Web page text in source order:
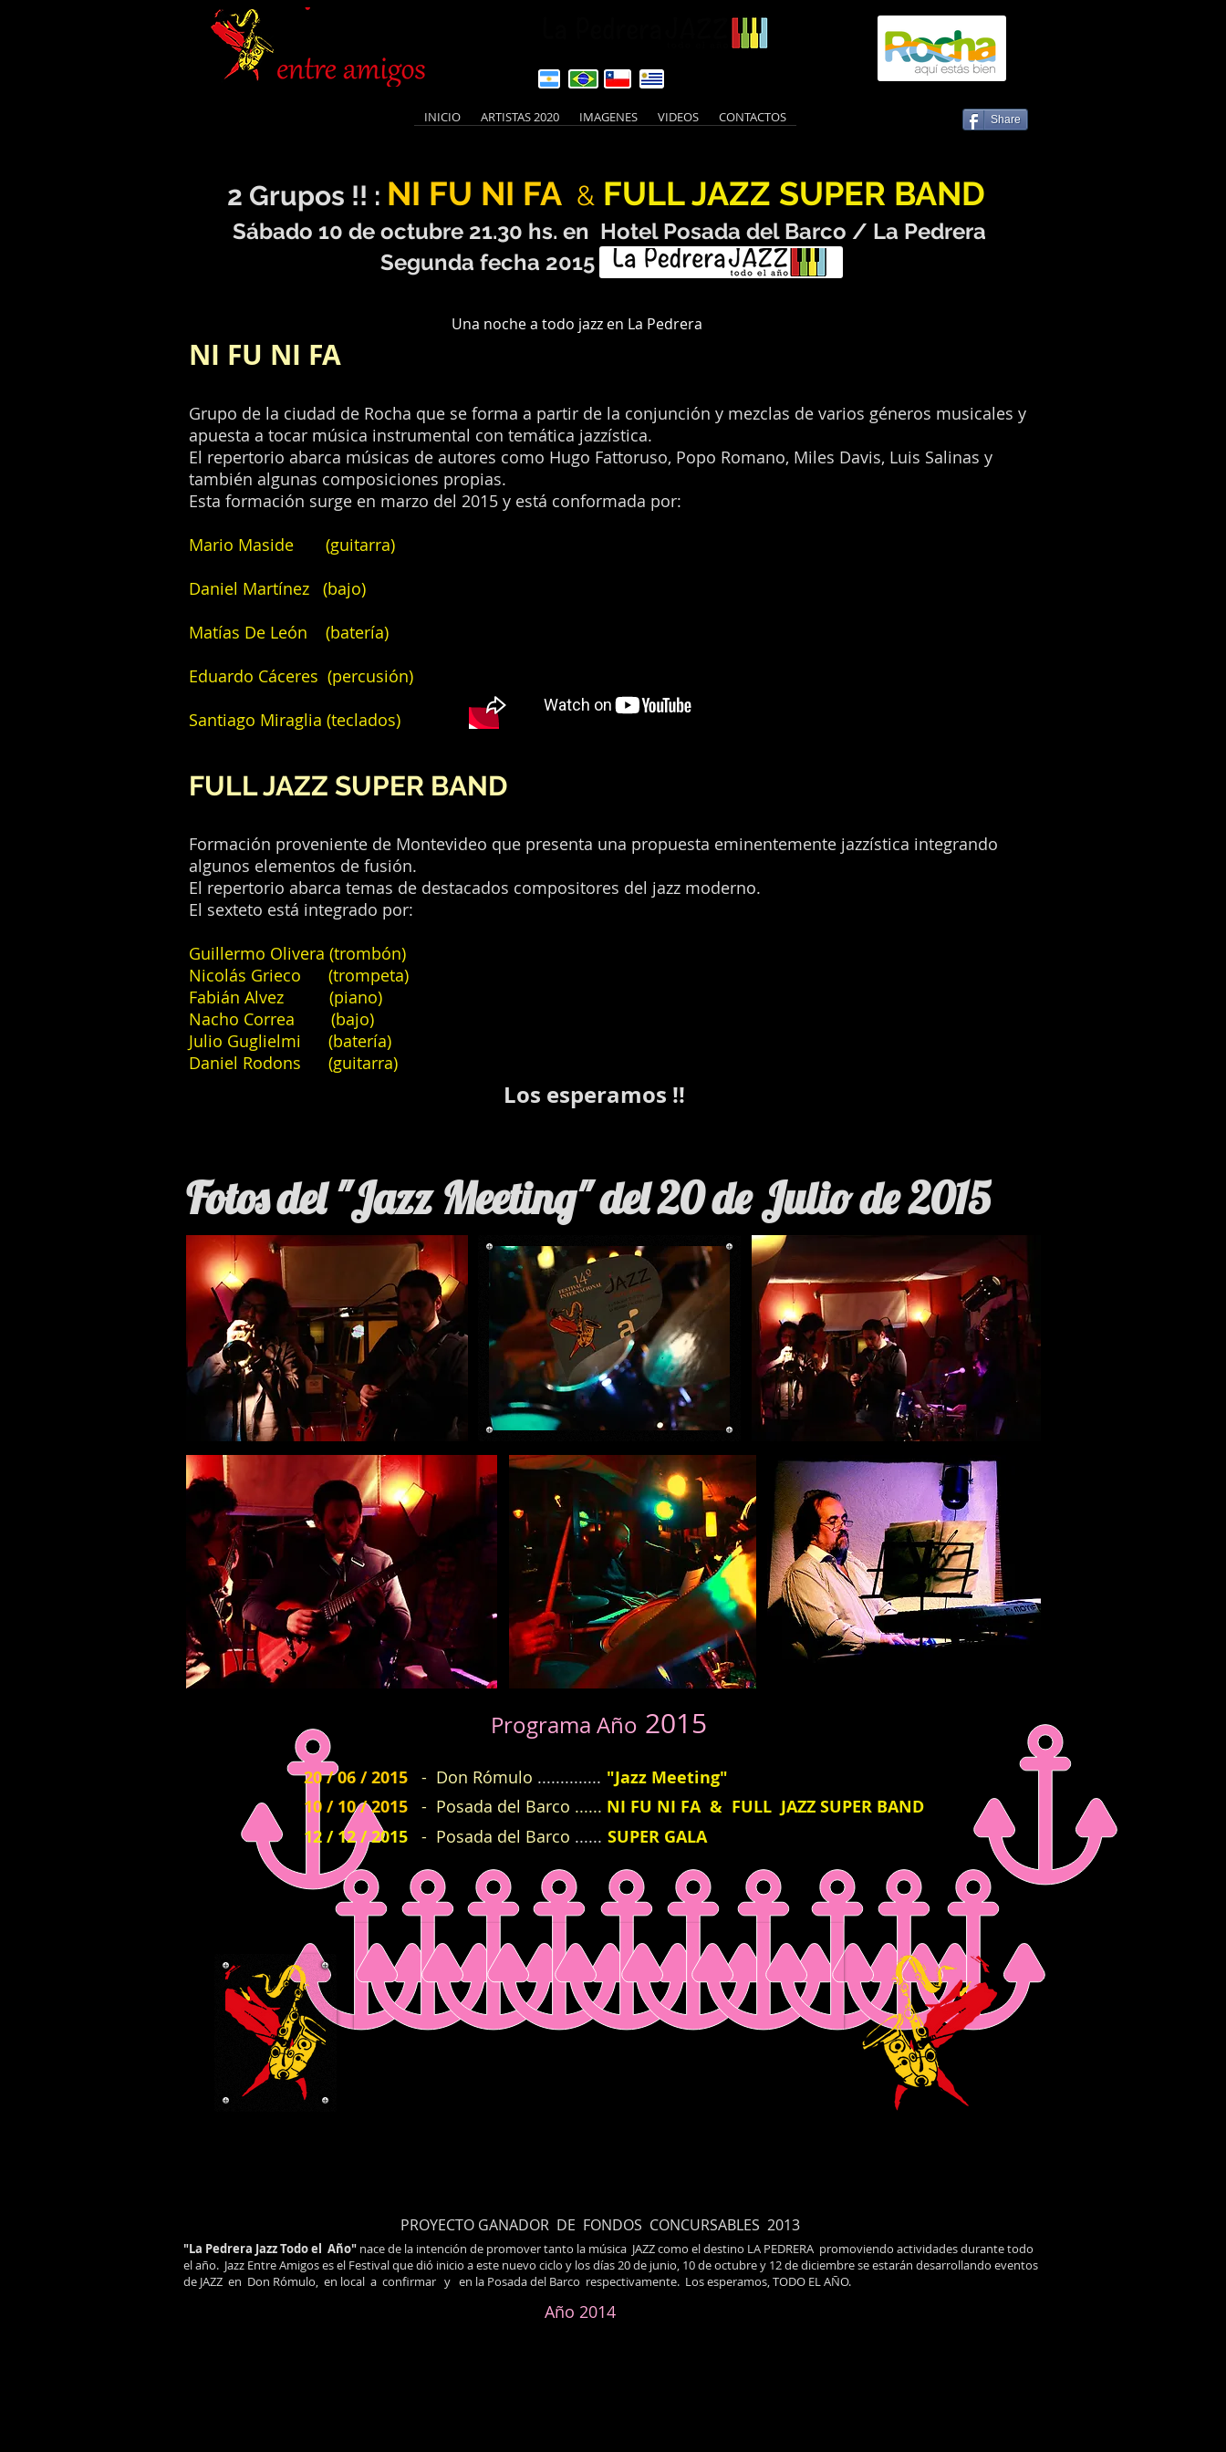
INICIO ARTISTAS 2020 IMAGENES VIDEOS CONTACTOS Share
2 Grupos !! : NI FU NI FA & FULL JAZZ SUPER BAND
Sábado 10 de octubre 21.30 hs. en Hotel Posada del Barco / La Pedrera
Segunda fecha 2015
Una noche a todo jazz en La Pedrera
NI FU NI FA
Grupo de la ciudad de Rocha que se forma a partir de la conjunción y mezclas de varios géneros musicales y
apuesta a tocar música instrumental con temática jazzística.
El repertorio abarca músicas de autores como Hugo Fattoruso, Popo Romano, Miles Davis, Luis Salinas y
también algunas composiciones propias.
Esta formación surge en marzo del 2015 y está conformada por:
Mario Maside (guitarra)
Daniel Martínez (bajo)
Matías De León (batería)
Eduardo Cáceres (percusión)
Santiago Miraglia (teclados)
FULL JAZZ SUPER BAND
Formación proveniente de Montevideo que presenta una propuesta eminentemente jazzística integrando
algunos elementos de fusión.
El repertorio abarca temas de destacados compositores del jazz moderno.
El sexteto está integrado por:
Guillermo Olivera (trombón)
Nicolás Grieco (trompeta)
Fabián Alvez (piano)
Nacho Correa (bajo)
Julio Guglielmi (batería)
Daniel Rodons (guitarra)
Los esperamos !!
Fotos del "Jazz Meeting" del 20 de Julio de 2015
Programa Año 2015
20 / 06 / 2015 - Don Rómulo .............. "Jazz Meeting"
10 / 10 / 2015 - Posada del Barco ...... NI FU NI FA & FULL JAZZ SUPER BAND
12 / 12 / 2015 - Posada del Barco ...... SUPER GALA
PROYECTO GANADOR DE FONDOS CONCURSABLES 2013
"La Pedrera Jazz Todo el Año" nace de la intención de promover tanto la música JAZZ como el destino LA PEDRERA promoviendo actividades durante todo
el año. Jazz Entre Amigoses el Festival que dió inicio a este nuevo ciclo y los días 20 de junio, 10 de octubre y 12 de diciembre se estarán desarrollando eventos
de JAZZ en Don Rómulo, en local a confirmar y en la Posada del Barco respectivamente. Los esperamos, TODO EL AÑO.
Año 2014